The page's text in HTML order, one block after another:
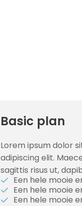
Basic plan
Lorem ipsum dolor
adipiscing elit.
sagittis risus ut,
Een hele mooie
Een hele mooie
Een hele mooie